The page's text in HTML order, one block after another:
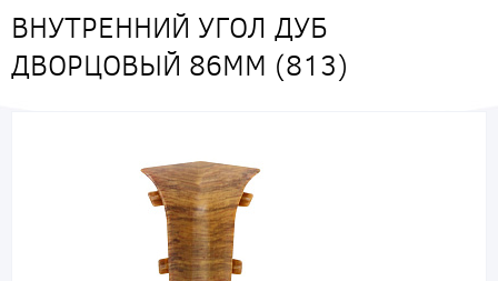
ВНУТРЕННИЙ УГОЛ ДУБ
ДВОРЦОВЫЙ 86ММ (813)